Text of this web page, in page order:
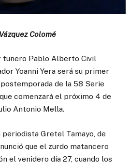
Colomé
tunero Pablo Alberto Civil
Yoanni Yera será su primer
de la 58 Serie
comenzará el próximo 4 de
Antonio Mella.
periodista Gretel Tamayo, de
que el zurdo matancero
el venidero día 27, cuando los